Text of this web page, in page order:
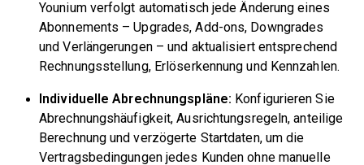
Younium verfolgt automatisch jede Änderung eines
Abonnements – Upgrades, Add-ons, Downgrades
und Verlängerungen – und aktualisiert entsprechend
Rechnungsstellung, Erlöserkennung und Kennzahlen.
Individuelle Abrechnungspläne: Konfigurieren Sie
Abrechnungshäufigkeit, Ausrichtungsregeln, anteilige
Berechnung und verzögerte Startdaten, um die
Vertragsbedingungen jedes Kunden ohne manuelle